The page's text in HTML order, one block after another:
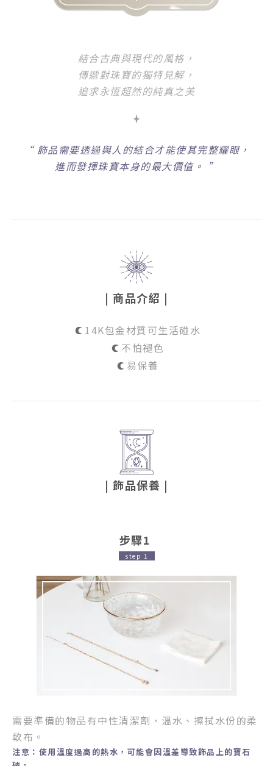
結合古典與現代的風格，
傳遞對珠寶的獨特見解，
追求永恆超然的純真之美
“ 飾品需要透過與人的結合才能使其完整耀眼，
進而發揮珠寶本身的最大價值。 ”
| 商品介紹 |
14K包金材質可生活碰水
不怕褪色
易保養
| 飾品保養 |
步驟1
step 1
需要準備的物品有中性清潔劑、溫水、擦拭水份的柔
軟布。
注意：使用溫度過高的熱水，可能會因溫差導致飾品上的寶石